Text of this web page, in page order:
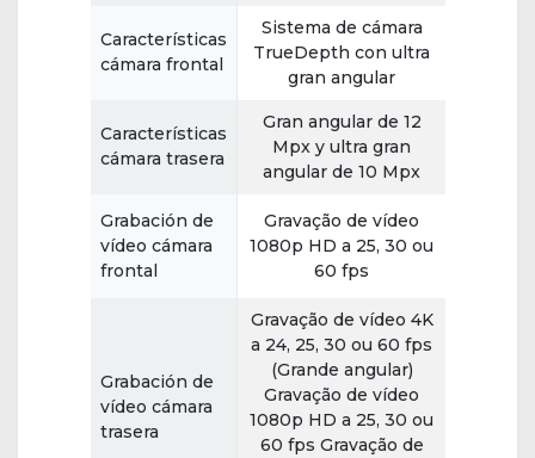
Características
cámara frontal
Sistema de cámara
TrueDepth con ultra
gran angular
Características
cámara trasera
Gran angular de 12
Mpx y ultra gran
angular de 10 Mpx
Grabación de
vídeo cámara
frontal
Gravação de vídeo
1080p HD a 25, 30 ou
60 fps
Grabación de
vídeo cámara
trasera
Gravação de vídeo 4K
a 24, 25, 30 ou 60 fps
(Grande angular)
Gravação de vídeo
1080p HD a 25, 30 ou
60 fps Gravação de